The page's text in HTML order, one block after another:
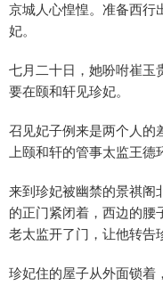
京城人心惶惶。准备西行
妃。
七月二十日，她吩咐崔玉
要在颐和轩见珍妃。
召见妃子例来是两个人的
上颐和轩的管事太监王德
来到珍妃被幽禁的景祺阁
的正门紧闭着，西边的腰
老太监开了门，让他转告
珍妃住的屋子从外面锁着